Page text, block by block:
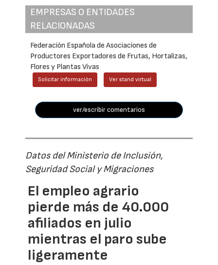
EMPRESAS O ENTIDADES
RELACIONADAS
Federación Española de Asociaciones de
Productores Exportadores de Frutas, Hortalizas,
Flores y Plantas Vivas
Solicitar información Ver stand virtual
ver/escribir comentarios
Datos del Ministerio de Inclusión,
Seguridad Social y Migraciones
El empleo agrario
pierde más de 40.000
afiliados en julio
mientras el paro sube
ligeramente